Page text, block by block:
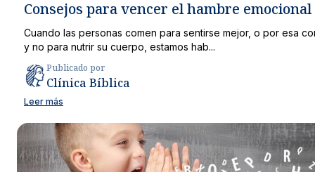
Consejos para vencer el hambre emocional
Cuando las personas comen para sentirse mejor, o por esa
y no para nutrir su cuerpo, estamos hab...
Publicado por
Clínica Bíblica
Leer más